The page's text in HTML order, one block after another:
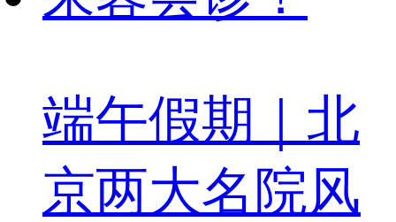
端午假期｜北
京两大名院风